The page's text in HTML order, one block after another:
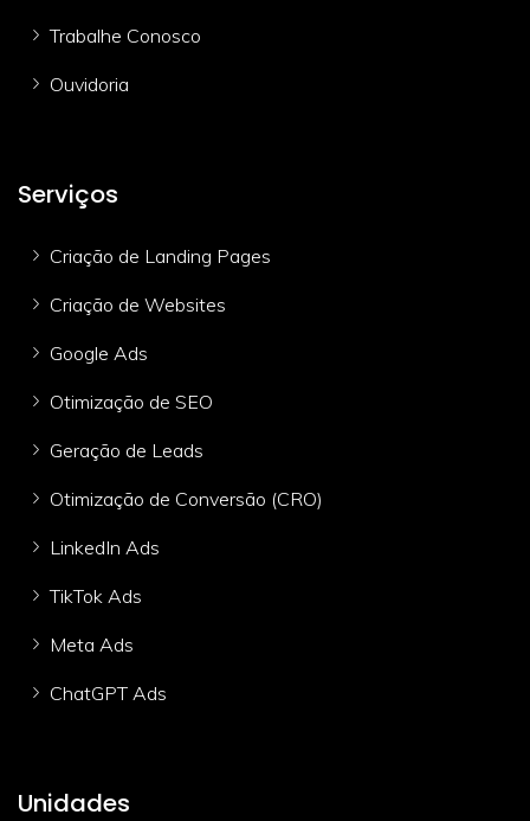
Trabalhe Conosco
Ouvidoria
Serviços
Criação de Landing Pages
Criação de Websites
Google Ads
Otimização de SEO
Geração de Leads
Otimização de Conversão (CRO)
LinkedIn Ads
TikTok Ads
Meta Ads
ChatGPT Ads
Unidades